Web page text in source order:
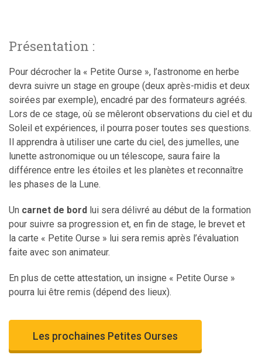
Présentation :
Pour décrocher la « Petite Ourse », l’astronome en herbe
devra suivre un stage en groupe (deux après-midis et deux
soirées par exemple), encadré par des formateurs agréés.
Lors de ce stage, où se mêleront observations du ciel et du
Soleil et expériences, il pourra poser toutes ses questions.
Il apprendra à utiliser une carte du ciel, des jumelles, une
lunette astronomique ou un télescope, saura faire la
différence entre les étoiles et les planètes et reconnaître
les phases de la Lune.
Un carnet de bord lui sera délivré au début de la formation
pour suivre sa progression et, en fin de stage, le brevet et
la carte « Petite Ourse » lui sera remis après l’évaluation
faite avec son animateur.
En plus de cette attestation, un insigne « Petite Ourse »
pourra lui être remis (dépend des lieux).
Les prochaines Petites Ourses